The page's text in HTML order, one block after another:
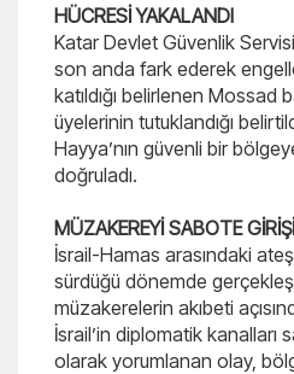
HÜCRESİ YAKALANDI
Katar Devlet Güvenlik
son anda fark ederek
katıldığı belirlenen Mossad
üyelerinin tutuklandığı
Hayya’nın güvenli bir
doğruladı.
MÜZAKEREYİ SABOTE
İsrail-Hamas arasındaki
sürdüğü dönemde
müzakerelerin akıbeti
İsrail’in diplomatik kanalları
olarak yorumlanan olay,